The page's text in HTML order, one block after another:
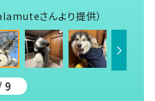
さんより提供）
9